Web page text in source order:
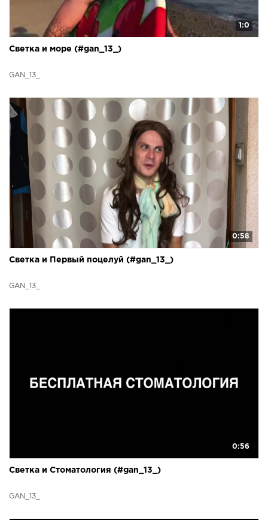
1:0
Светка и море (#gan_13_)
GAN_13_
0:58
Светка и Первый поцелуй (#gan_13_)
GAN_13_
0:56
Светка и Стоматология (#gan_13_)
GAN_13_